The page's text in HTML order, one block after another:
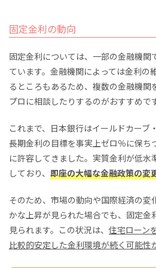
固定金利の動向
固定金利については、一部の金融機関
ています。金融機関によっては金利の
るところもあるため、複数の金融機関
プロに相談したりするのがおすすめです
これまで、日本銀行はイールドカーブ
長期金利の目標を事実上ゼロ％に保ち
に許容してきました。実質金利が低
しており、 即座の大幅な金融政策の変
そのため、市場の動向や国際経済の変
かな上昇が見られた場合でも、固定金
見られます。この状況は、 住宅ローン
比較的安定した金利環境が続く可能性